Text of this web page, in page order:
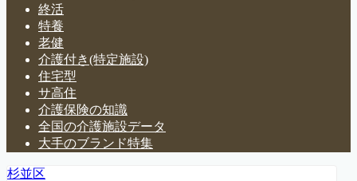
終活
特養
老健
介護付き(特定施設)
住宅型
サ高住
介護保険の知識
全国の介護施設データ
大手のブランド特集
杉並区